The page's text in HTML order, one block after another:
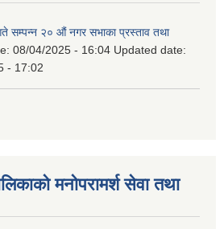
सम्पन्न २० औं नगर सभाका प्रस्ताव तथा
08/04/2025 - 16:04 Updated date:
- 17:02
मनोपरामर्श सेवा तथा